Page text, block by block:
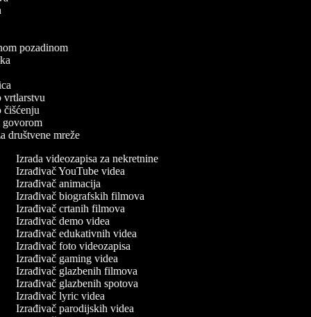
pozadinom
vrtlarstvu
čišćenju
govorom
društvene mreže
Izrada videozapisa za nekretnine
Izrađivač YouTube videa
Izrađivač animacija
Izrađivač biografskih filmova
Izrađivač crtanih filmova
Izrađivač demo videa
Izrađivač edukativnih videa
Izrađivač foto videozapisa
Izrađivač gaming videa
Izrađivač glazbenih filmova
Izrađivač glazbenih spotova
Izrađivač lyric videa
Izrađivač parodijskih videa